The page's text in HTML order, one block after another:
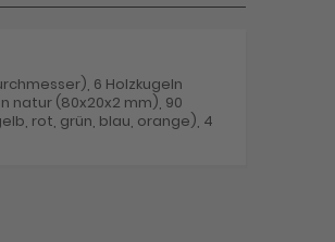
6 Holzkugeln
natur (80x20x2 mm), 90
rot, grün, blau, orange), 4